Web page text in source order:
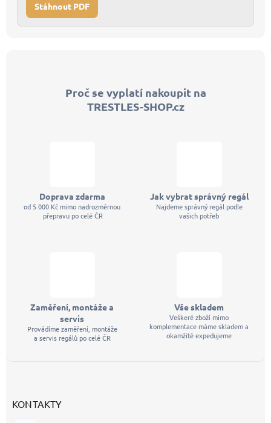
Stáhnout PDF
Proč se vyplatí nakoupit na
TRESTLES-SHOP.cz
Doprava zdarma
od 5 000 Kč mimo nadrozměrnou
přepravu po celé ČR
Jak vybrat správný regál
Najdeme správný regál podle
vašich potřeb
Zaměření, montáže a
servis
Provádíme zaměření, montáže
a servis regálů po celé ČR
Vše skladem
Veškeré zboží mimo
komplementace máme skladem a
okamžitě expedujeme
KONTAKTY